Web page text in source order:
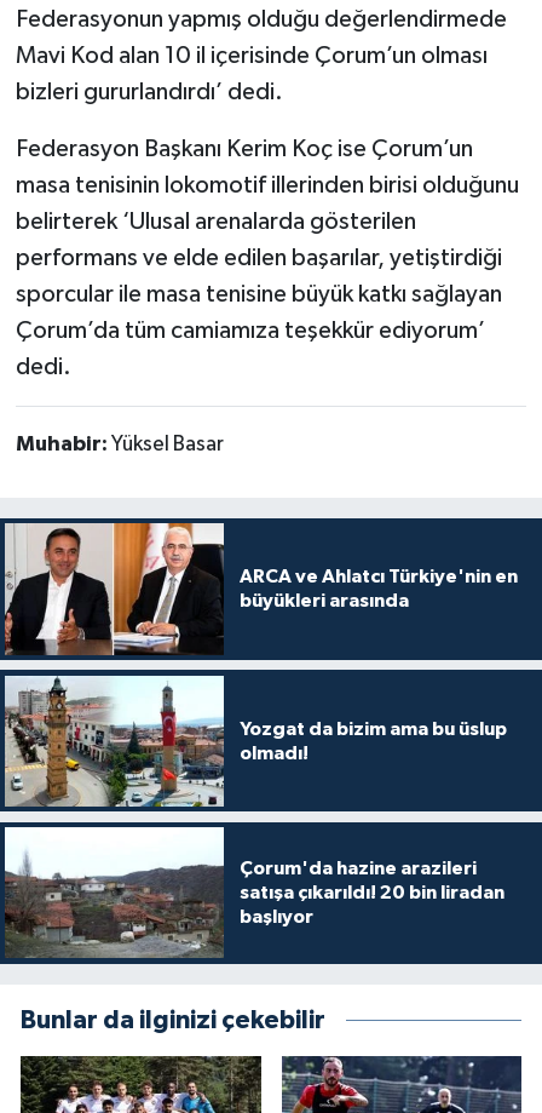
Federasyonun yapmış olduğu değerlendirmede
Mavi Kod alan 10 il içerisinde Çorum’un olması
bizleri gururlandırdı’ dedi.
Federasyon Başkanı Kerim Koç ise Çorum’un
masa tenisinin lokomotif illerinden birisi olduğunu
belirterek ‘Ulusal arenalarda gösterilen
performans ve elde edilen başarılar, yetiştirdiği
sporcular ile masa tenisine büyük katkı sağlayan
Çorum’da tüm camiamıza teşekkür ediyorum’
dedi.
Muhabir: Yüksel Basar
ARCA ve Ahlatcı Türkiye'nin en
büyükleri arasında
Yozgat da bizim ama bu üslup
olmadı!
Çorum'da hazine arazileri
satışa çıkarıldı! 20 bin liradan
başlıyor
Bunlar da ilginizi çekebilir